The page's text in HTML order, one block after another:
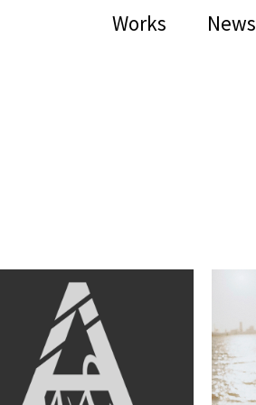
Works News